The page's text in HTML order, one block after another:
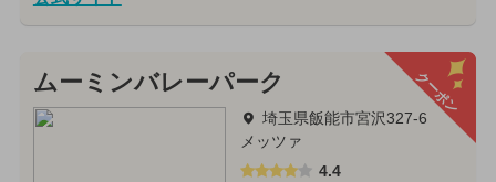
クーポン
ムーミンバレーパーク
埼玉県飯能市宮沢327-6
メッツァ
4.4